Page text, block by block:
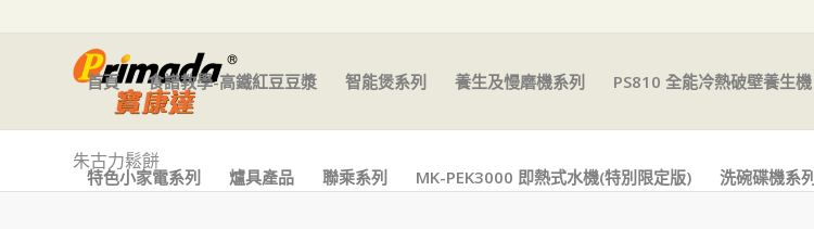
首頁 食譜教學-高鐵紅豆豆漿 智能煲系列 養生及慢磨機系列 PS810 全能冷熱破壁養生機
特色小家電系列 爐具產品 聯乘系列 MK-PEK3000 即熱式水機(特別限定版) 洗碗碟機系列
朱古力鬆餅